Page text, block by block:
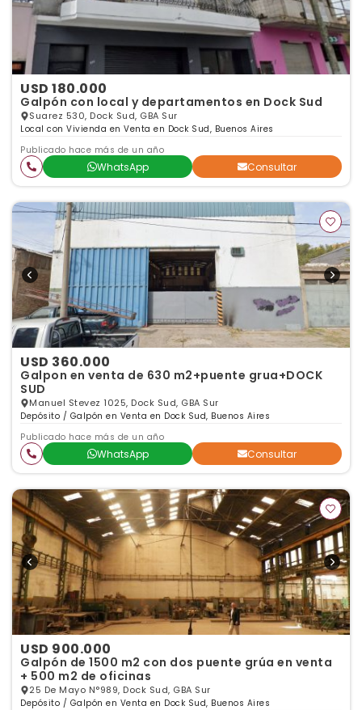
USD 180.000
Galpón con local y departamentos en Dock Sud
Suarez 530, Dock Sud, GBA Sur
Local con Vivienda en Venta en Dock Sud, Buenos Aires
Publicado hace más de un año
WhatsApp Consultar
USD 360.000
Galpon en venta de 630 m2+puente grua+DOCK
SUD
Manuel Stevez 1025, Dock Sud, GBA Sur
Depósito / Galpón en Venta en Dock Sud, Buenos Aires
Publicado hace más de un año
WhatsApp Consultar
USD 900.000
Galpón de 1500 m2 con dos puente grúa en venta
+ 500 m2 de oficinas
25 De Mayo N°989, Dock Sud, GBA Sur
Depósito / Galpón en Venta en Dock Sud, Buenos Aires